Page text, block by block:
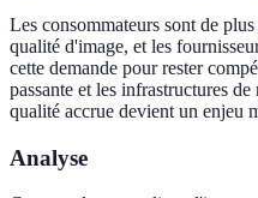
Les consommateurs sont de
qualité d'image, et les
cette demande pour rester
passante et les infrastructures
qualité accrue devient un enjeu
Analyse